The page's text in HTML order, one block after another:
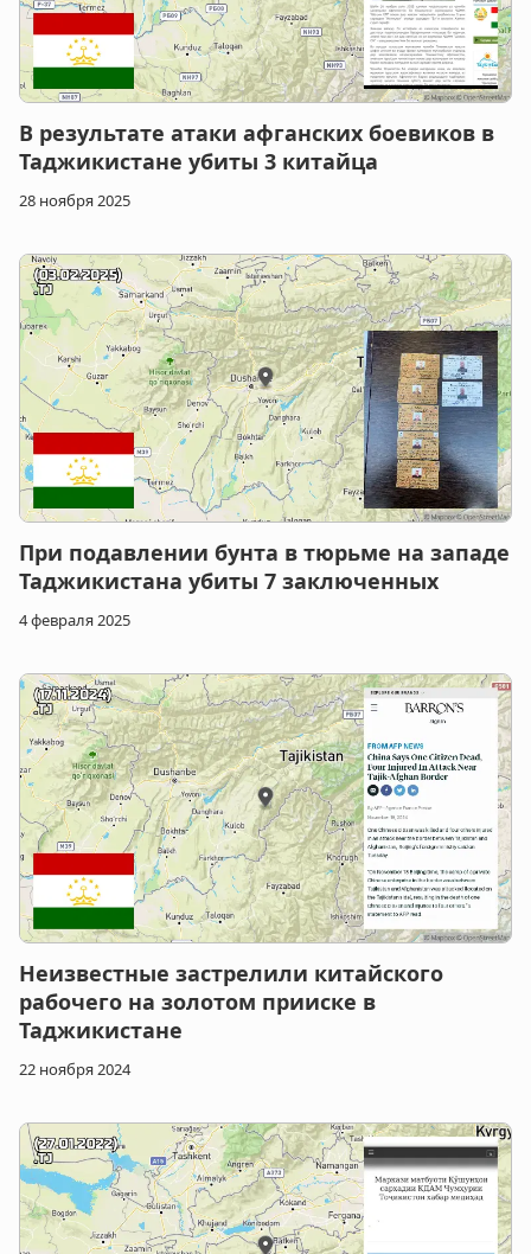
В результате атаки афганских боевиков в
Таджикистане убиты 3 китайца
28 ноября 2025
При подавлении бунта в тюрьме на западе
Таджикистана убиты 7 заключенных
4 февраля 2025
Неизвестные застрелили китайского
рабочего на золотом прииске в
Таджикистане
22 ноября 2024